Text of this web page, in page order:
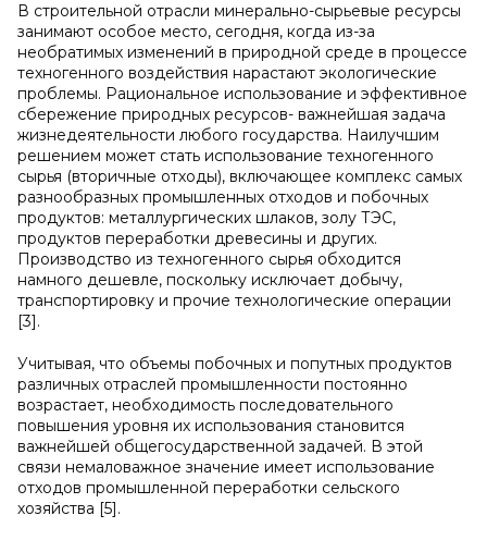
В строительной отрасли минерально-сырьевые ресурсы
занимают особое место, сегодня, когда из-за
необратимых изменений в природной среде в процессе
техногенного воздействия нарастают экологические
проблемы. Рациональное использование и эффективное
сбережение природных ресурсов- важнейшая задача
жизнедеятельности любого государства. Наилучшим
решением может стать использование техногенного
сырья (вторичные отходы), включающее комплекс самых
разнообразных промышленных отходов и побочных
продуктов: металлургических шлаков, золу ТЭС,
продуктов переработки древесины и других.
Производство из техногенного сырья обходится
намного дешевле, поскольку исключает добычу,
транспортировку и прочие технологические операции
[3].
Учитывая, что объемы побочных и попутных продуктов
различных отраслей промышленности постоянно
возрастает, необходимость последовательного
повышения уровня их использования становится
важнейшей общегосударственной задачей. В этой
связи немаловажное значение имеет использование
отходов промышленной переработки сельского
хозяйства [5].